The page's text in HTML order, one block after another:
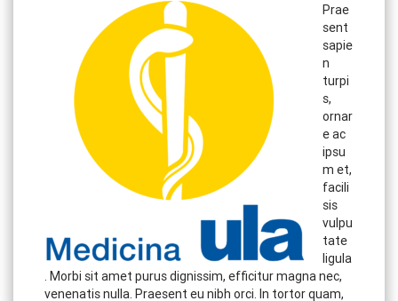
Prae
sent
sapie
n
turpi
s,
ornar
e ac
ipsu
m et,
facili
sis
vulpu
tate
ligula
. Morbi sit amet purus dignissim, efficitur magna nec,
venenatis nulla. Praesent eu nibh orci. In tortor quam,